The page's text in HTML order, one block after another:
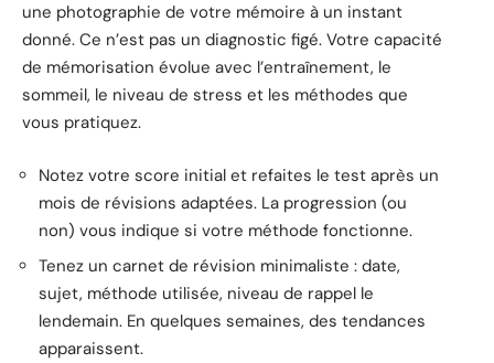
une photographie de votre mémoire à un instant
donné. Ce n’est pas un diagnostic figé. Votre capacité
de mémorisation évolue avec l’entraînement, le
sommeil, le niveau de stress et les méthodes que
vous pratiquez.
Notez votre score initial et refaites le test après un
mois de révisions adaptées. La progression (ou
non) vous indique si votre méthode fonctionne.
Tenez un carnet de révision minimaliste : date,
sujet, méthode utilisée, niveau de rappel le
lendemain. En quelques semaines, des tendances
apparaissent.